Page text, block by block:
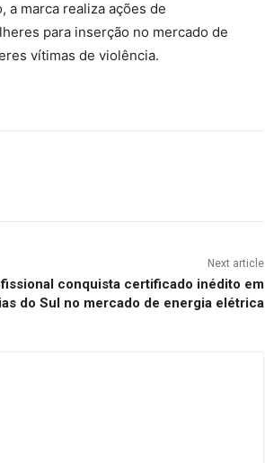
a marca realiza ações de
para inserção no mercado de
vítimas de violência.
Next article
conquista certificado inédito em
do Sul no mercado de energia elétrica